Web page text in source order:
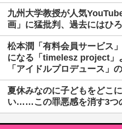
九州大学教授が人気
画」に猛批判、過去にはひ
松本潤「有料会員サービス
になる「timelesz project」
「アイドルプロデュース」
夏休みなのに子どもをどこ
い……この罪悪感を消す3つ